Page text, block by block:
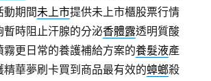
動期間未上市提供未上市櫃股票行情
暫時阻止汗腺的分泌香體露透明質酸
霧更日常的養護補給方案的養髮液產
精華夢刷卡買到商品最有效的蟑螂殺